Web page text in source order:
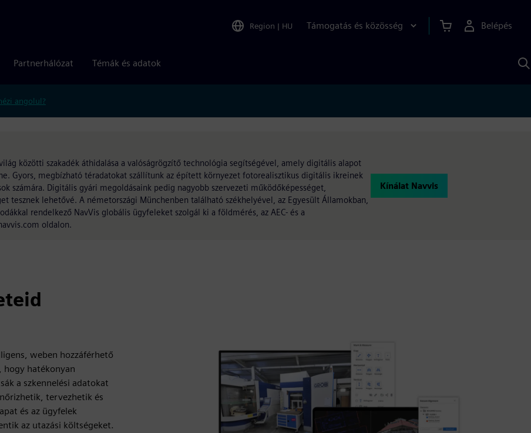
Region | HU Támogatás és közösség Belépés
Partnerhálózat Témák és adatok
angolul?
világ közötti szakadék áthidalása a valóságrögzítő technológia segítségével, amely digitális alapot
Gyors, megbízható téradatokat szállítunk az épített környezet fotorealisztikus digitális ikreinek
számára. Digitális gyári megoldásaink pedig nagyobb szervezeti működőképességet,
tesznek lehetővé. A németországi Münchenben található székhelyével, az Egyesült Államokban,
rendelkező NavVis globális ügyfeleket szolgál ki a földmérés, az AEC- és a
oldalon.
Kínálat Navvis
weben hozzáférhető
hogy hatékonyan
a szkennelési adatokat
tervezhetik és
és az ügyfelek
az utazási költségeket.